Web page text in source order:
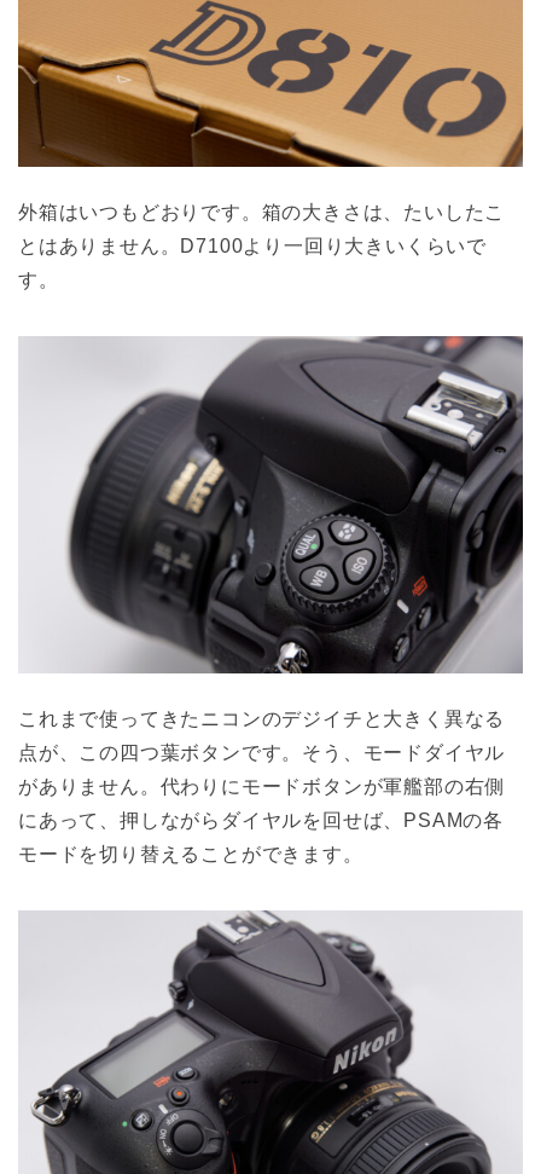
外箱はいつもどおりです。箱の大きさは、たいしたこ
とはありません。D7100より一回り大きいくらいで
す。
これまで使ってきたニコンのデジイチと大きく異なる
点が、この四つ葉ボタンです。そう、モードダイヤル
がありません。代わりにモードボタンが軍艦部の右側
にあって、押しながらダイヤルを回せば、PSAMの各
モードを切り替えることができます。